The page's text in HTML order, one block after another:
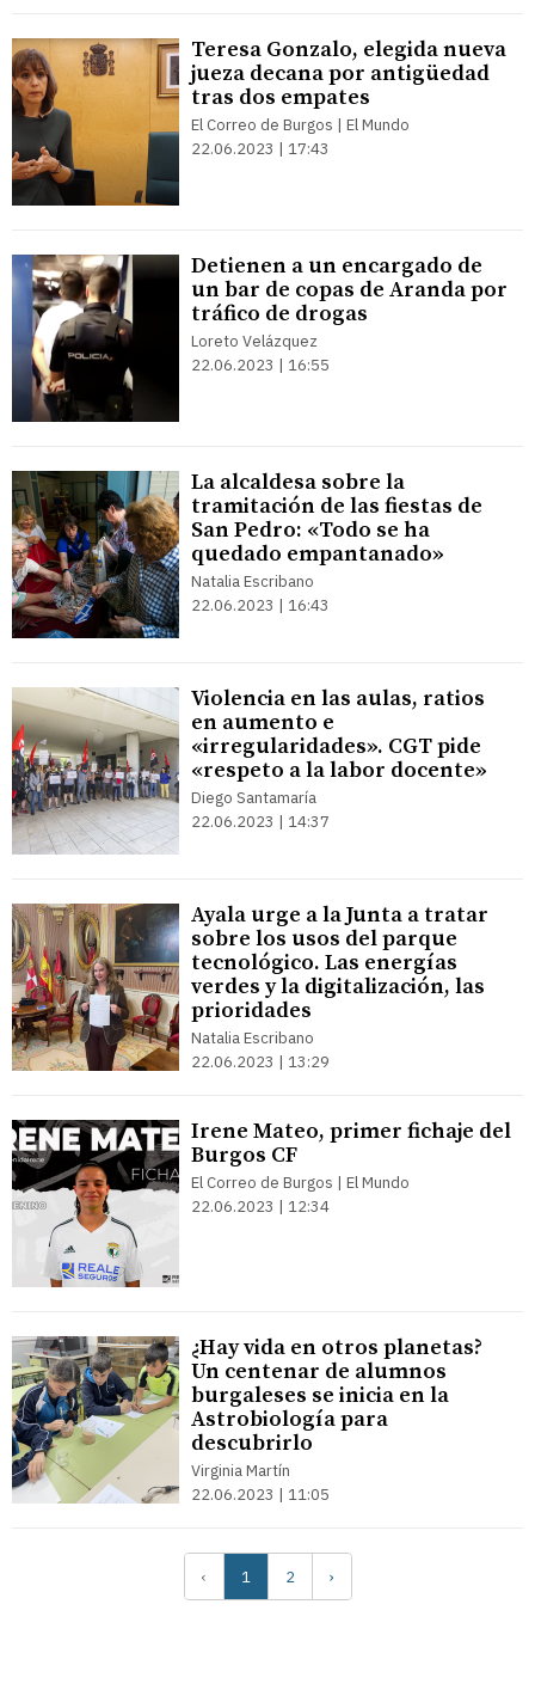
Teresa Gonzalo, elegida nueva
jueza decana por antigüedad
tras dos empates
El Correo de Burgos | El Mundo
22.06.2023 | 17:43
Detienen a un encargado de
un bar de copas de Aranda por
tráfico de drogas
Loreto Velázquez
22.06.2023 | 16:55
La alcaldesa sobre la
tramitación de las fiestas de
San Pedro: «Todo se ha
quedado empantanado»
Natalia Escribano
22.06.2023 | 16:43
Violencia en las aulas, ratios
en aumento e
«irregularidades». CGT pide
«respeto a la labor docente»
Diego Santamaría
22.06.2023 | 14:37
Ayala urge a la Junta a tratar
sobre los usos del parque
tecnológico. Las energías
verdes y la digitalización, las
prioridades
Natalia Escribano
22.06.2023 | 13:29
Irene Mateo, primer fichaje del
Burgos CF
El Correo de Burgos | El Mundo
22.06.2023 | 12:34
¿Hay vida en otros planetas?
Un centenar de alumnos
burgaleses se inicia en la
Astrobiología para
descubrirlo
Virginia Martín
22.06.2023 | 11:05
‹ 1 2 ›